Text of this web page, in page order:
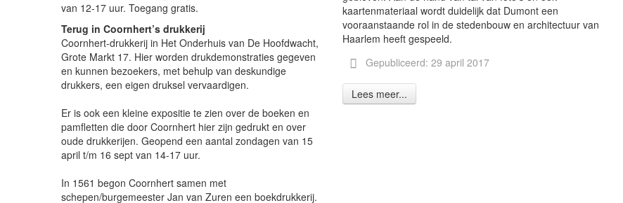
van 12-17 uur. Toegang gratis.
Terug in Coornhert’s drukkerij
Coornhert-drukkerij in Het Onderhuis van De Hoofdwacht,
Grote Markt 17. Hier worden drukdemonstraties gegeven
en kunnen bezoekers, met behulp van deskundige
drukkers, een eigen druksel vervaardigen.
Er is ook een kleine expositie te zien over de boeken en
pamfletten die door Coornhert hier zijn gedrukt en over
oude drukkerijen. Geopend een aantal zondagen van 15
april t/m 16 sept van 14-17 uur.
In 1561 begon Coornhert samen met
schepen/burgemeester Jan van Zuren een boekdrukkerij.
kaartenmateriaal wordt duidelijk dat Dumont een
vooraanstaande rol in de stedenbouw en architectuur van
Haarlem heeft gespeeld.
Gepubliceerd: 29 april 2017
Lees meer...